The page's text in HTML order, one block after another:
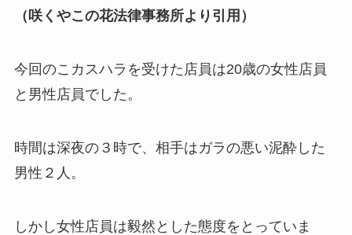
（咲くやこの花法律事務所より引用）
今回のこカスハラを受けた店員は20歳の女性店員
と男性店員でした。
時間は深夜の３時で、相手はガラの悪い泥酔した
男性 ２人。
しかし女性店員は毅然とした態度をとっていま